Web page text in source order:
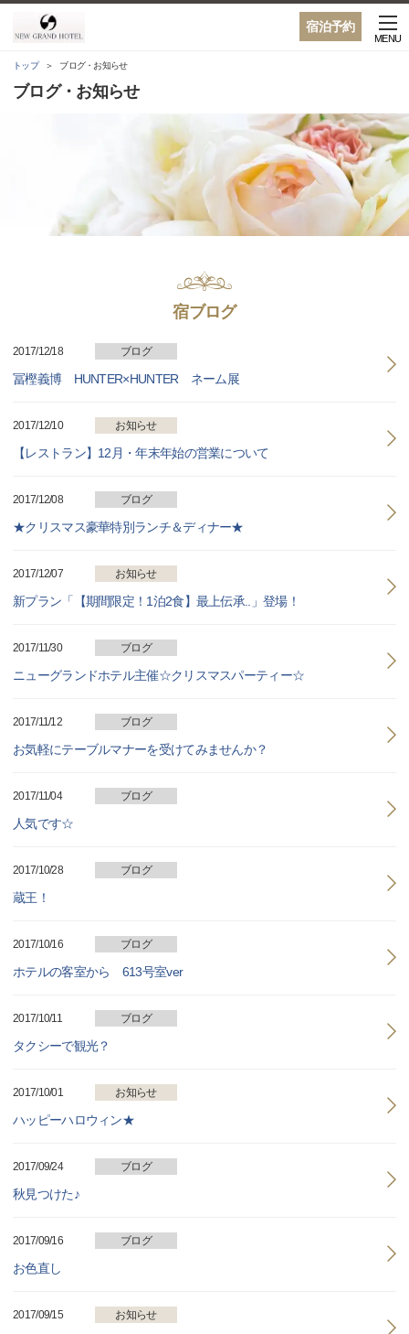
宿泊予約
MENU
トップ ブログ・お知らせ
ブログ・お知らせ
宿ブログ
2017/12/18 ブログ
冨樫義博 HUNTER×HUNTER ネーム展
2017/12/10 お知らせ
【レストラン】12月・年末年始の営業について
2017/12/08 ブログ
★クリスマス豪華特別ランチ＆ディナー★
2017/12/07 お知らせ
新プラン「【期間限定！1泊2食】最上伝承..」登場！
2017/11/30 ブログ
ニューグランドホテル主催☆クリスマスパーティー☆
2017/11/12 ブログ
お気軽にテーブルマナーを受けてみませんか？
2017/11/04 ブログ
人気です☆
2017/10/28 ブログ
蔵王！
2017/10/16 ブログ
ホテルの客室から 613号室ver
2017/10/11 ブログ
タクシーで観光？
2017/10/01 お知らせ
ハッピーハロウィン★
2017/09/24 ブログ
秋見つけた♪
2017/09/16 ブログ
お色直し
2017/09/15 お知らせ